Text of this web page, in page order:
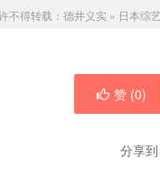
不得转载： 德井义实 » 日本综
赞 (0)
分享到